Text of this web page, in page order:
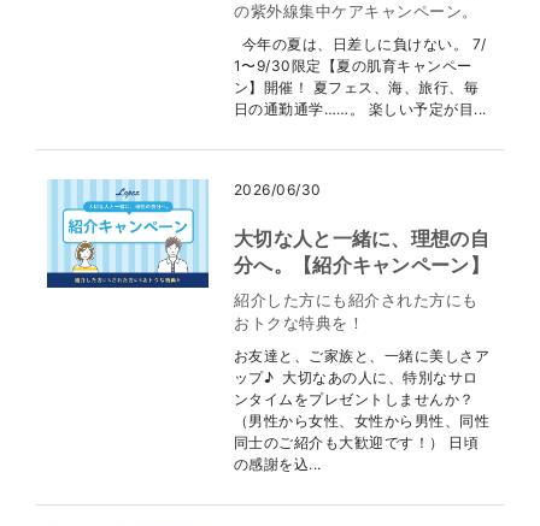
の紫外線集中ケアキャンペーン。
今年の夏は、日差しに負けない。 7/
1〜9/30限定【夏の肌育キャンペー
ン】開催！ 夏フェス、海、旅行、毎
日の通勤通学……。 楽しい予定が目...
2026/06/30
大切な人と一緒に、理想の自
分へ。【紹介キャンペーン】
紹介した方にも紹介された方にも
おトクな特典を！
お友達と、ご家族と、一緒に美しさア
ップ♪ 大切なあの人に、特別なサロ
ンタイムをプレゼントしませんか？
（男性から女性、女性から男性、同性
同士のご紹介も大歓迎です！） 日頃
の感謝を込...